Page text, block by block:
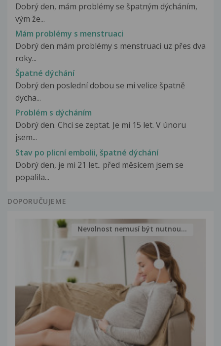
Dobrý den, mám problémy se špatným dýcháním,
vým že...
Mám problémy s menstruaci
Dobrý den mám problémy s menstruaci uz přes dva
roky...
Špatné dýchání
Dobrý den poslední dobou se mi velice špatně
dycha...
Problém s dýcháním
Dobrý den. Chci se zeptat. Je mi 15 let. V únoru
jsem...
Stav po plicní embolii, špatné dýchání
Dobrý den, je mi 21 let.. před měsícem jsem se
popalila...
DOPORUČUJEME
Nevolnost nemusí být nutnou...